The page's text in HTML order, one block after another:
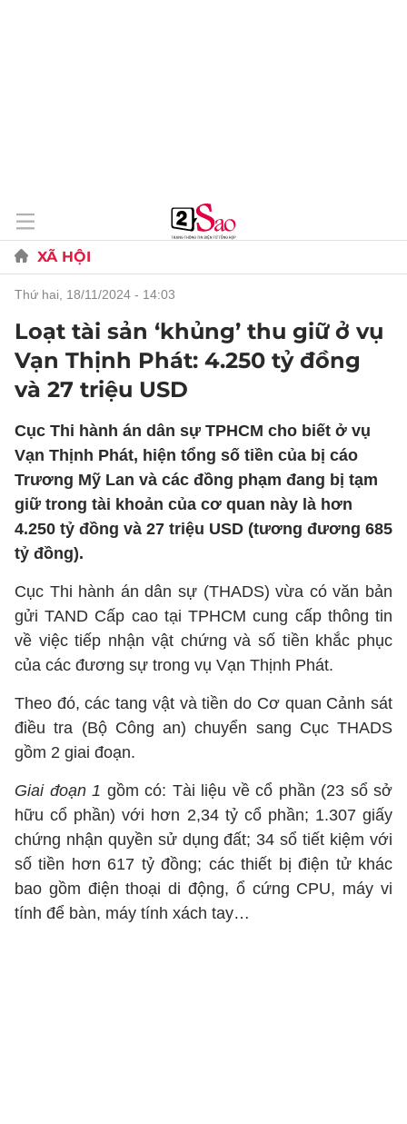
XÃ HỘI
thứ hai, 18/11/2024 - 14:03
Loạt tài sản ‘khủng’ thu giữ ở vụ
Vạn Thịnh Phát: 4.250 tỷ đồng
và 27 triệu USD
Cục Thi hành án dân sự TPHCM cho biết ở vụ
Vạn Thịnh Phát, hiện tổng số tiền của bị cáo
Trương Mỹ Lan và các đồng phạm đang bị tạm
giữ trong tài khoản của cơ quan này là hơn
4.250 tỷ đồng và 27 triệu USD (tương đương 685
tỷ đồng).
Cục Thi hành án dân sự (THADS) vừa có văn bản
gửi TAND Cấp cao tại TPHCM cung cấp thông tin
về việc tiếp nhận vật chứng và số tiền khắc phục
của các đương sự trong vụ Vạn Thịnh Phát.
Theo đó, các tang vật và tiền do Cơ quan Cảnh sát
điều tra (Bộ Công an) chuyển sang Cục THADS
gồm 2 giai đoạn.
Giai đoạn 1 gồm có: Tài liệu về cổ phần (23 sổ sở
hữu cổ phần) với hơn 2,34 tỷ cổ phần; 1.307 giấy
chứng nhận quyền sử dụng đất; 34 sổ tiết kiệm với
số tiền hơn 617 tỷ đồng; các thiết bị điện tử khác
bao gồm điện thoại di động, ổ cứng CPU, máy vi
tính để bàn, máy tính xách tay…